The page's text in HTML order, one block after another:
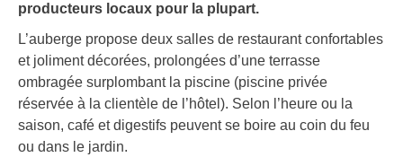
producteurs locaux pour la plupart.
L’auberge propose deux salles de restaurant confortables
et joliment décorées, prolongées d’une terrasse
ombragée surplombant la piscine (piscine privée
réservée à la clientèle de l’hôtel). Selon l’heure ou la
saison, café et digestifs peuvent se boire au coin du feu
ou dans le jardin.